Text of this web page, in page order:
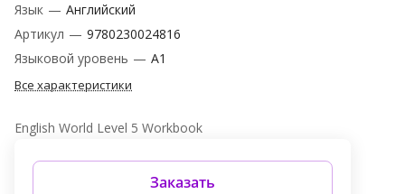
Язык — Английский
Артикул — 9780230024816
Языковой уровень — A1
Все характеристики
English World Level 5 Workbook
Заказать